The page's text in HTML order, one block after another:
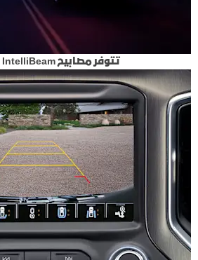
تتوفر مصابيح IntelliBeam الأمامية